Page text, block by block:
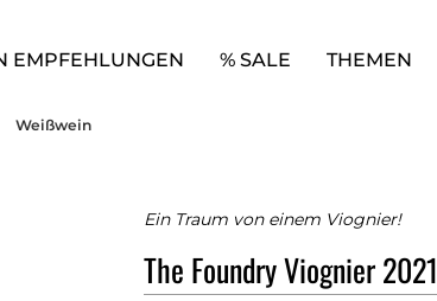
EMPFEHLUNGEN % SALE THEMEN
Weißwein
Ein Traum von einem Viognier!
The Foundry Viognier 2021